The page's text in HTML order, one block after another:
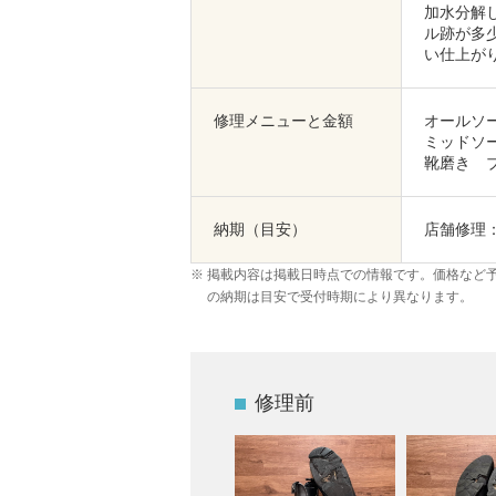
加水分解
ル跡が多
い仕上が
修理メニューと金額
オール
ミッド
靴磨き
納期（目安） 店舗修理
掲載内容は掲載日時点での情報です。価格など
の納期は目安で受付時期により異なります。
修理前